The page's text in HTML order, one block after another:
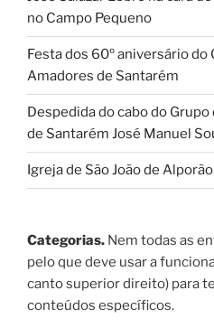
no Campo Pequeno
Festa dos 60º aniversário do
Amadores de Santarém
Despedida do cabo do
de Santarém José Manuel
Igreja de São João de Alporão
Categorias. Nem todas as
pelo que deve usar a
canto superior direito) para
conteúdos específicos.